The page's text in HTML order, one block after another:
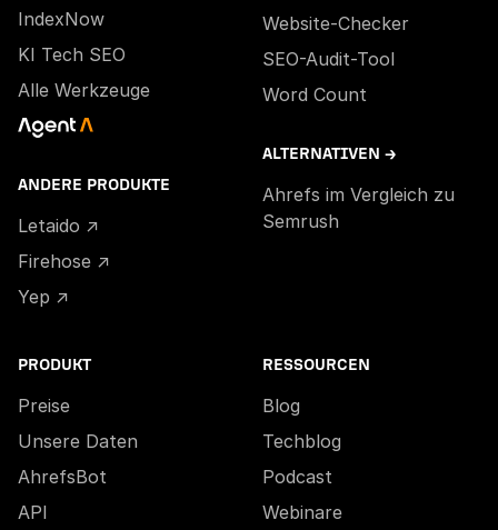
IndexNow
KI Tech SEO
Alle Werkzeuge
ANDERE PRODUKTE
Letaido ↗
Firehose ↗
Yep ↗
Website-Checker
SEO-Audit-Tool
Word Count
ALTERNATIVEN →
Ahrefs im Vergleich zu
Semrush
PRODUKT
Preise
Unsere Daten
AhrefsBot
API
RESSOURCEN
Blog
Techblog
Podcast
Webinare